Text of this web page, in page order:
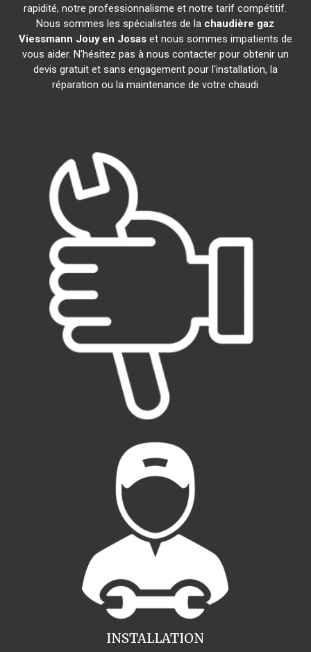
rapidité, notre professionnalisme et notre tarif compétitif.
Nous sommes les spécialistes de la chaudière gaz
Viessmann Jouy en Josaset nous sommes impatients de
vous aider. N'hésitez pas à nous contacter pour obtenir un
devis gratuit et sans engagement pour l'installation, la
réparation ou la maintenance de votre chaudi
INSTALLATION